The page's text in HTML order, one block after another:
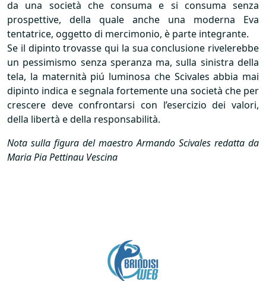
da una società che consuma e si consuma senza
prospettive, della quale anche una moderna Eva
tentatrice, oggetto di mercimonio, è parte integrante.
Se il dipinto trovasse qui la sua conclusione rivelerebbe
un pessimismo senza speranza ma, sulla sinistra della
tela, la maternità piú luminosa che Scivales abbia mai
dipinto indica e segnala fortemente una società che per
crescere deve confrontarsi con l’esercizio dei valori,
della libertà e della responsabilità.
Nota sulla figura del maestro Armando Scivales redatta da
Maria Pia Pettinau Vescina